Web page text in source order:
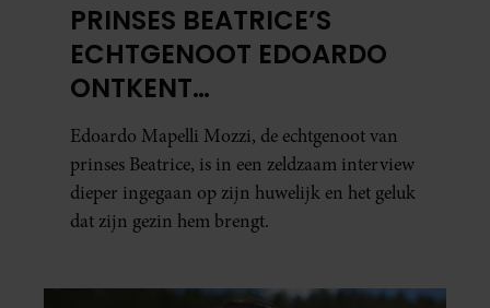
PRINSES BEATRICE’S
ECHTGENOOT EDOARDO
ONTKENT
HUWELIJKSPROBLEMEN
Edoardo Mapelli Mozzi, de echtgenoot van
prinses Beatrice, is in een zeldzaam interview
dieper ingegaan op zijn huwelijk en het geluk
dat zijn gezin hem brengt.